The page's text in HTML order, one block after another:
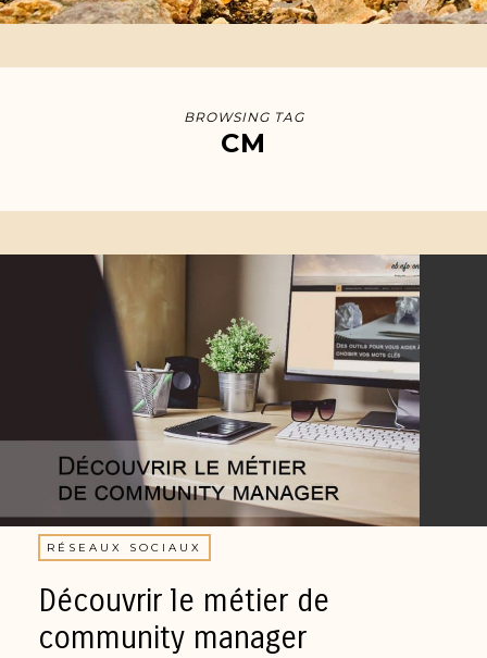
BROWSING TAG
CM
RÉSEAUX SOCIAUX
Découvrir le métier de
community manager